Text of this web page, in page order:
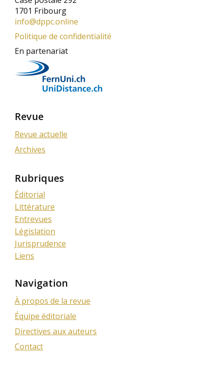
1701 Fribourg
info@dppc.online
Politique de confidentialité
En partenariat
Revue
Revue actuelle
Archives
Rubriques
Éditorial
Littérature
Entrevues
Législation
Jurisprudence
Liens
Navigation
À propos de la revue
Équipe éditoriale
Directives aux auteurs
Contact